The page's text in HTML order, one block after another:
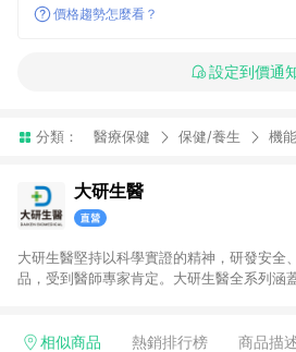
價格趨勢怎麼看？
設定到價通
分類： 醫療保健 保健/養生 機
大研生醫
大研生醫堅持以科學實證的精神，研發安全
品，受到醫師專家肯定。大研生醫全系列涵
相似商品 熱銷排行榜 商品描